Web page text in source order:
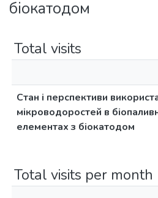
біокатодом
Total visits
Стан і перспективи
мікроводоростей в
елементах з біокатодом
Total visits per month